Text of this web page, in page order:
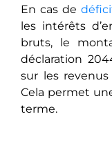
En cas de
les intérêts
bruts, le
déclaration
sur les
Cela permet
terme.